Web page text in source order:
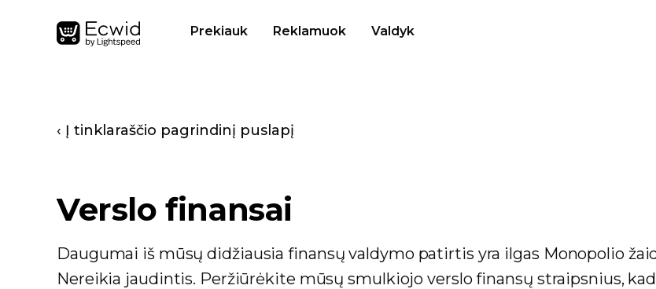
Prekiauk Reklamuok Valdyk
‹ Į tinklaraščio pagrindinį puslapį
Verslo finansai
Daugumai iš mūsų didžiausia finansų valdymo patirtis yra ilgas Monopolio
Nereikia jaudintis. Peržiūrėkite mūsų smulkiojo verslo finansų straipsnius, kad